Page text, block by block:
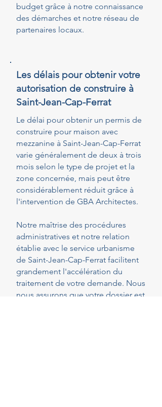
budget grâce à notre connaissance
des démarches et notre réseau de
partenaires locaux.
Les délais pour obtenir votre
autorisation de construire à
Saint-Jean-Cap-Ferrat
Le délai pour obtenir un permis de
construire pour maison avec
mezzanine à Saint-Jean-Cap-Ferrat
varie généralement de deux à trois
mois selon le type de projet et la
zone concernée, mais peut être
considérablement réduit grâce à
l'intervention de GBA Architectes.
Notre maîtrise des procédures
administratives et notre relation
établie avec le service urbanisme
de Saint-Jean-Cap-Ferrat facilitent
grandement l'accélération du
traitement de votre demande. Nous
nous assurons que votre dossier est